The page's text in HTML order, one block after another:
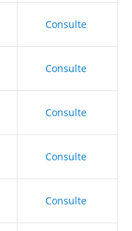
Consulte
Consulte
Consulte
Consulte
Consulte